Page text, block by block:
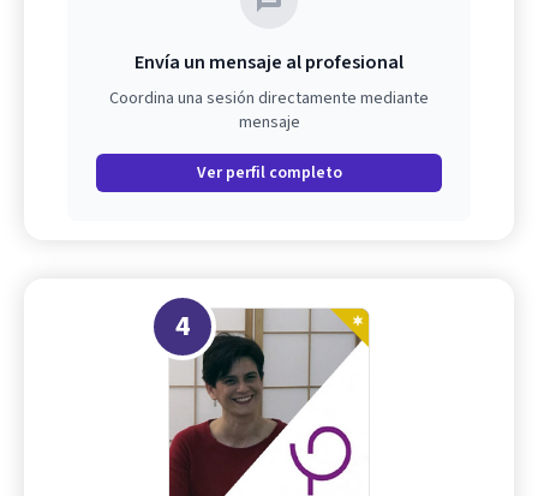
Envía un mensaje al profesional
Coordina una sesión directamente mediante
mensaje
Ver perfil completo
4